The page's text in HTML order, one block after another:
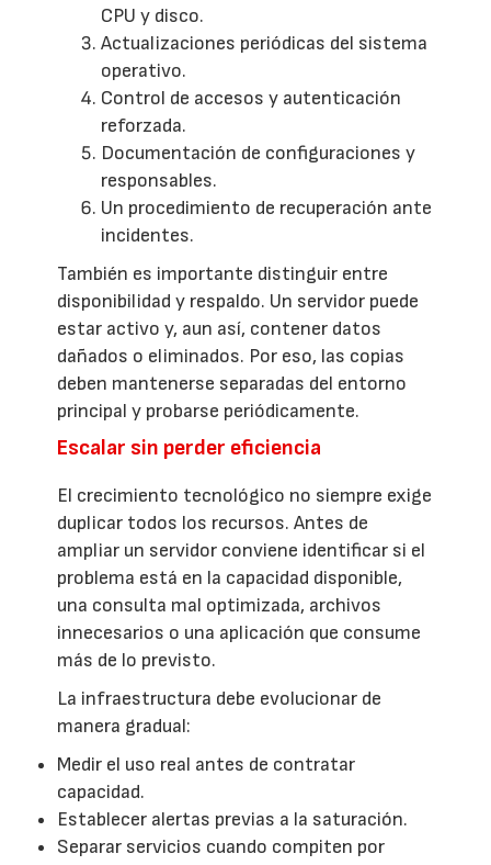
CPU y disco.
Actualizaciones periódicas del sistema
operativo.
Control de accesos y autenticación
reforzada.
Documentación de configuraciones y
responsables.
Un procedimiento de recuperación ante
incidentes.
También es importante distinguir entre
disponibilidad y respaldo. Un servidor puede
estar activo y, aun así, contener datos
dañados o eliminados. Por eso, las copias
deben mantenerse separadas del entorno
principal y probarse periódicamente.
Escalar sin perder eficiencia
El crecimiento tecnológico no siempre exige
duplicar todos los recursos. Antes de
ampliar un servidor conviene identificar si el
problema está en la capacidad disponible,
una consulta mal optimizada, archivos
innecesarios o una aplicación que consume
más de lo previsto.
La infraestructura debe evolucionar de
manera gradual:
Medir el uso real antes de contratar
capacidad.
Establecer alertas previas a la saturación.
Separar servicios cuando compiten por